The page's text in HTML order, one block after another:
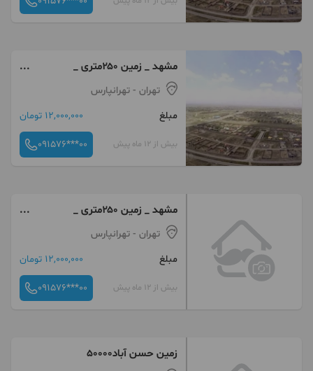
مشهد _ زمین ۲۵۰متری _
سندملکی { ۱۲ میلیون تومان }
تهران - تهرانپارس
مبلغ
12,000,000 تومان
بیش از 12 ماه پیش 091576***00
مشهد _ زمین ۲۵۰متری _
سندملکی { ۱۲ میلیون تومان }
تهران - تهرانپارس
مبلغ
12,000,000 تومان
بیش از 12 ماه پیش 091576***00
زمین حسن آباد۵۰۰۰۰